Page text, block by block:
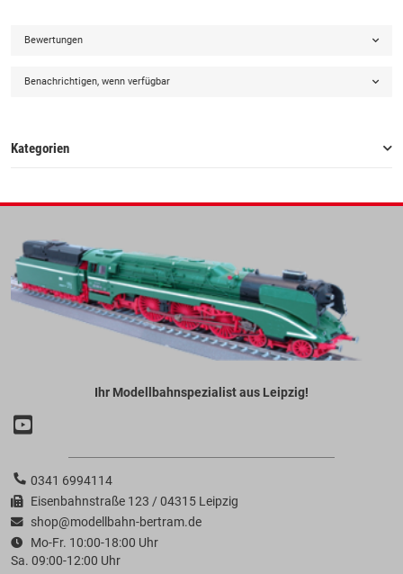
Bewertungen
Benachrichtigen, wenn verfügbar
Kategorien
Ihr Modellbahnspezialist aus Leipzig!
0341 6994114
Eisenbahnstraße 123 / 04315 Leipzig
shop@modellbahn-bertram.de
Mo-Fr. 10:00-18:00 Uhr
Sa. 09:00-12:00 Uhr